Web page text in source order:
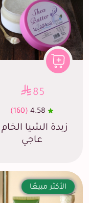
85
4.58
(160)
زبدة الشيا
عاجي
الأكثر مبيعًا